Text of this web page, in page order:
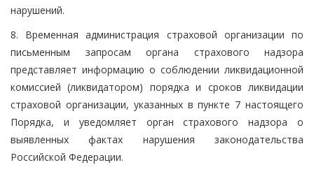
нарушений.
8. Временная администрация страховой организации по
письменным запросам органа страхового надзора
представляет информацию о соблюдении ликвидационной
комиссией (ликвидатором) порядка и сроков ликвидации
страховой организации, указанных в пункте 7 настоящего
Порядка, и уведомляет орган страхового надзора о
выявленных фактах нарушения законодательства
Российской Федерации.